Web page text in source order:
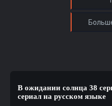
В ожидании солнца 38
сериал на русском языке